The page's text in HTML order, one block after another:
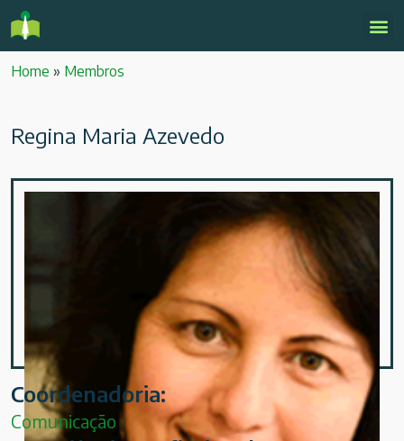
Home » Membros
Regina Maria Azevedo
Coordenadoria:
Comunica­ção